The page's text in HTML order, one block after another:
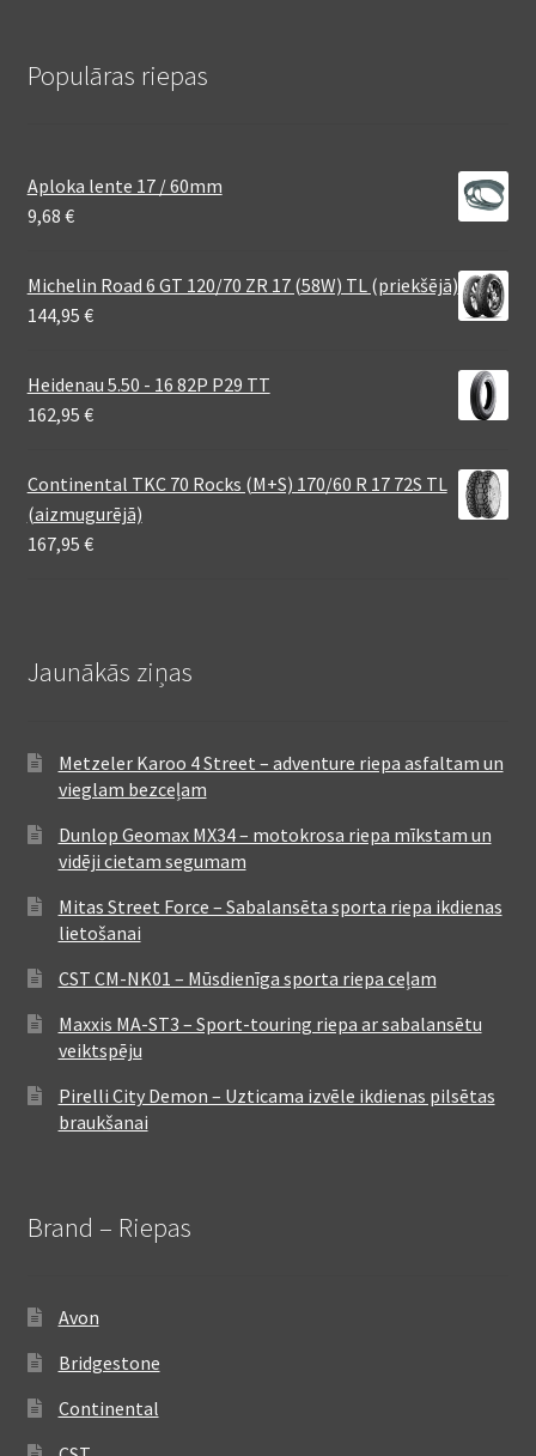
Populāras riepas
Aploka lente 17 / 60mm
9,68 €
Michelin Road 6 GT 120/70 ZR 17 (58W) TL (priekšējā)
144,95 €
Heidenau 5.50 - 16 82P P29 TT
162,95 €
Continental TKC 70 Rocks (M+S) 170/60 R 17 72S TL
(aizmugurējā)
167,95 €
Jaunākās ziņas
Metzeler Karoo 4 Street – adventure riepa asfaltam un
vieglam bezceļam
Dunlop Geomax MX34 – motokrosa riepa mīkstam un
vidēji cietam segumam
Mitas Street Force – Sabalansēta sporta riepa ikdienas
lietošanai
CST CM-NK01 – Mūsdienīga sporta riepa ceļam
Maxxis MA-ST3 – Sport-touring riepa ar sabalansētu
veiktspēju
Pirelli City Demon – Uzticama izvēle ikdienas pilsētas
braukšanai
Brand – Riepas
Avon
Bridgestone
Continental